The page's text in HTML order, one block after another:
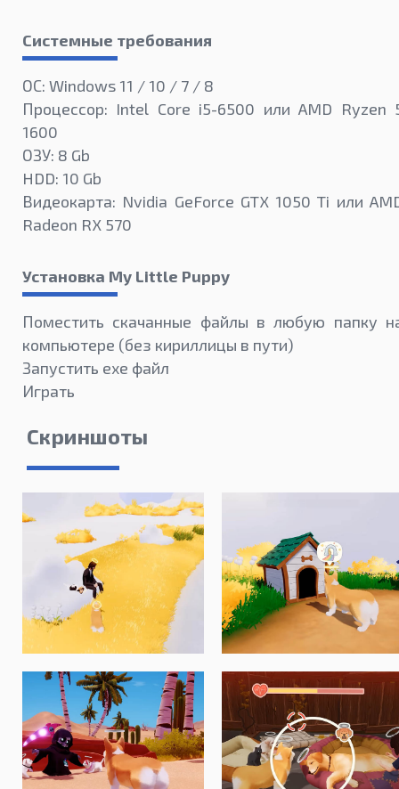
Системные требования
ОС: Windows 11 / 10 / 7 / 8
Процессор: Intel Core i5-6500 или AMD Ryzen
1600
ОЗУ: 8 Gb
HDD: 10 Gb
Видеокарта: Nvidia GeForce GTX 1050 Ti или
Radeon RX 570
Установка My Little Puppy
Поместить скачанные файлы в любую папку
компьютере (без кириллицы в пути)
Запустить exe файл
Играть
Скриншоты